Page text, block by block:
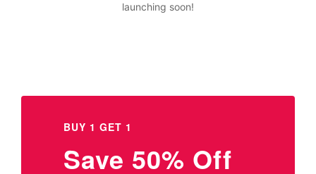
launching soon!
BUY 1 GET 1
Save 50% Off